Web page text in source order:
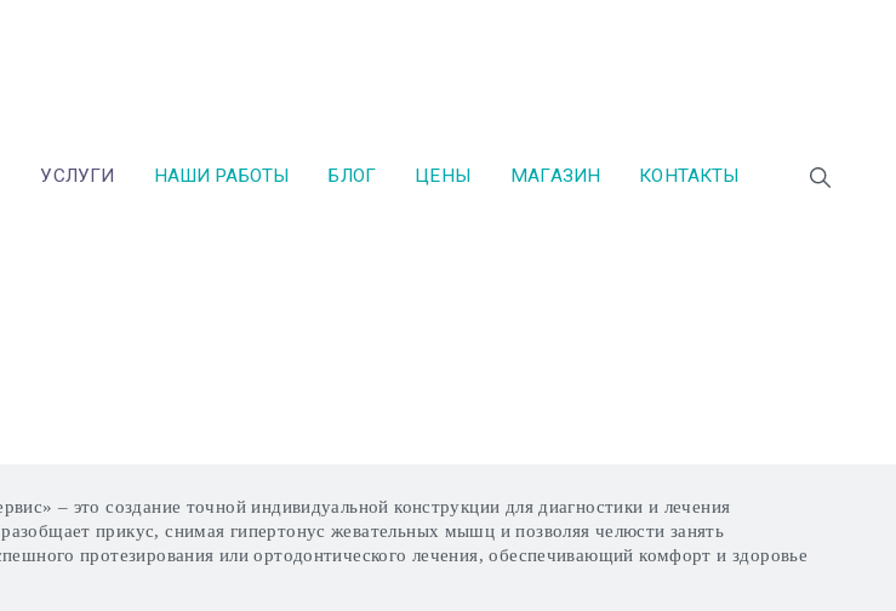
УСЛУГИ НАШИ РАБОТЫ БЛОГ ЦЕНЫ МАГАЗИН КОНТАКТЫ
– это создание точной индивидуальной конструкции для диагностики и лечения
прикус, снимая гипертонус жевательных мышц и позволяя челюсти занять
протезирования или ортодонтического лечения, обеспечивающий комфорт и здоровье